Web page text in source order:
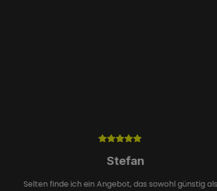
Stefan
Selten finde ich ein Angebot, das sowohl günstig als